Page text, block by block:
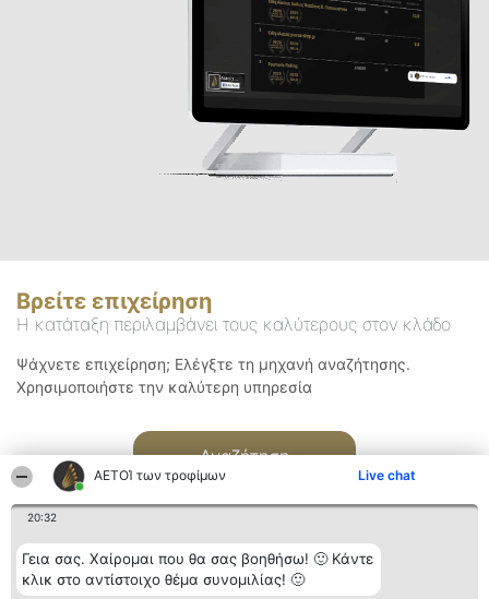
ΑΕΤΟΊ των τροφίμων Live chat
20:32
Γεια σας. Χαίρομαι που θα σας βοηθήσω! 🙂 Κάντε
κλικ στο αντίστοιχο θέμα συνομιλίας! 🙂
Βρείτε επιχείρηση
Η κατάταξη περιλαμβάνει τους καλύτερους στον κλάδο
Ψάχνετε επιχείρηση; Ελέγξτε τη μηχανή αναζήτησης.
Χρησιμοποιήστε την καλύτερη υπηρεσία
Αναζήτηση